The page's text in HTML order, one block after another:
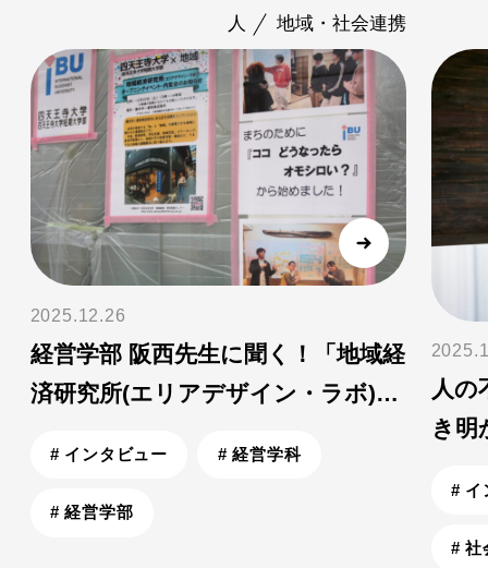
人 地域・社会連携
2025.12.26
経営学部 阪西先生に聞く！「地域経
済研究所(エリアデザイン・ラボ)」
ラットフォーム」とは？
# インタビュー # 経営学科
# 経営学部
人の
き明
# イ
# 社